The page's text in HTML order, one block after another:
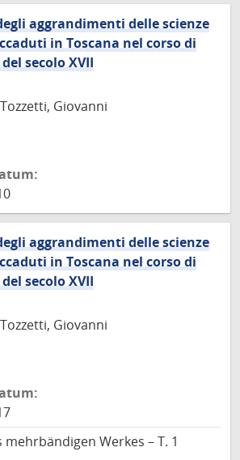
aggrandimenti delle scienze
in Toscana nel corso di
secolo XVII
Giovanni
aggrandimenti delle scienze
in Toscana nel corso di
secolo XVII
Giovanni
mehrbändigen Werkes – T. 1